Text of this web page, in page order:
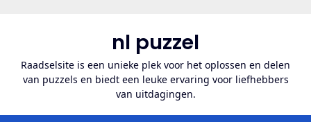
inhoud
nl puzzel
Raadselsite is een unieke plek voor het oplossen en delen
van puzzels en biedt een leuke ervaring voor liefhebbers
van uitdagingen.